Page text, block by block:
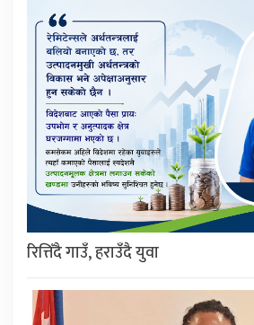
रित्तिँदै गाउँ, हराउँदै युवा